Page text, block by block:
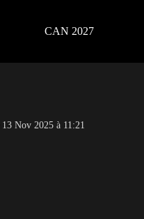
CAN 2027
13 Nov 2025 à 11:21